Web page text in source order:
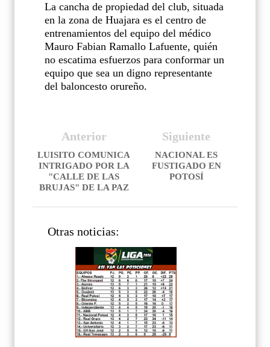
La cancha de propiedad del club, situada
en la zona de Huajara es el centro de
entrenamientos del equipo del médico
Mauro Fabian Ramallo Lafuente, quién
no escatima esfuerzos para conformar un
equipo que sea un digno representante
del baloncesto orureño.
Siguiente
NACIONAL ES
FUSTIGADO EN
POTOSÍ
Anterior
LUISITO COMUNICA
INTRIGADO POR LA
"CALLE DE LAS
BRUJAS" DE LA PAZ
Otras noticias: